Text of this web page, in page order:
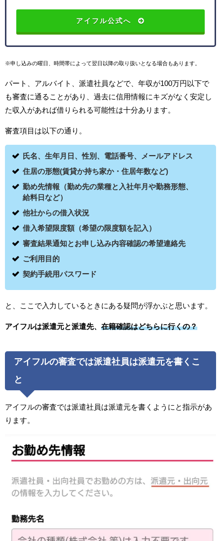
アイフル公式へ
※申し込みの曜日、時間帯によって翌日以降の取り扱いとなる場合もあります。
パート、アルバイト、派遣社員などで、年収が100万円以下で
も審査に通ることがあり、過去に信用情報にキズがなく安定し
た収入があれば借りられる可能性は十分あります。
審査項目は以下の通り。
氏名、生年月日、性別、電話番号、メールアドレス
住居の形態(賃貸か持ち家か・住居年数など)
勤め先情報（勤め先の業種と入社年月や勤務形態、
給料日など）
他社からの借入状況
借入希望限度額（希望の限度額を記入）
審査結果通知とお申し込み内容確認の希望連絡先
ご利用目的
契約手続用パスワード
と、ここで入力しているときにある疑問が浮かぶと思います。
アイフルは派遣元と派遣先、 在籍確認はどちらに行くの？
アイフルの審査では派遣社員は派遣元を書くこ
と
アイフルの審査では派遣社員は派遣元を書くようにと指示があ
ります。